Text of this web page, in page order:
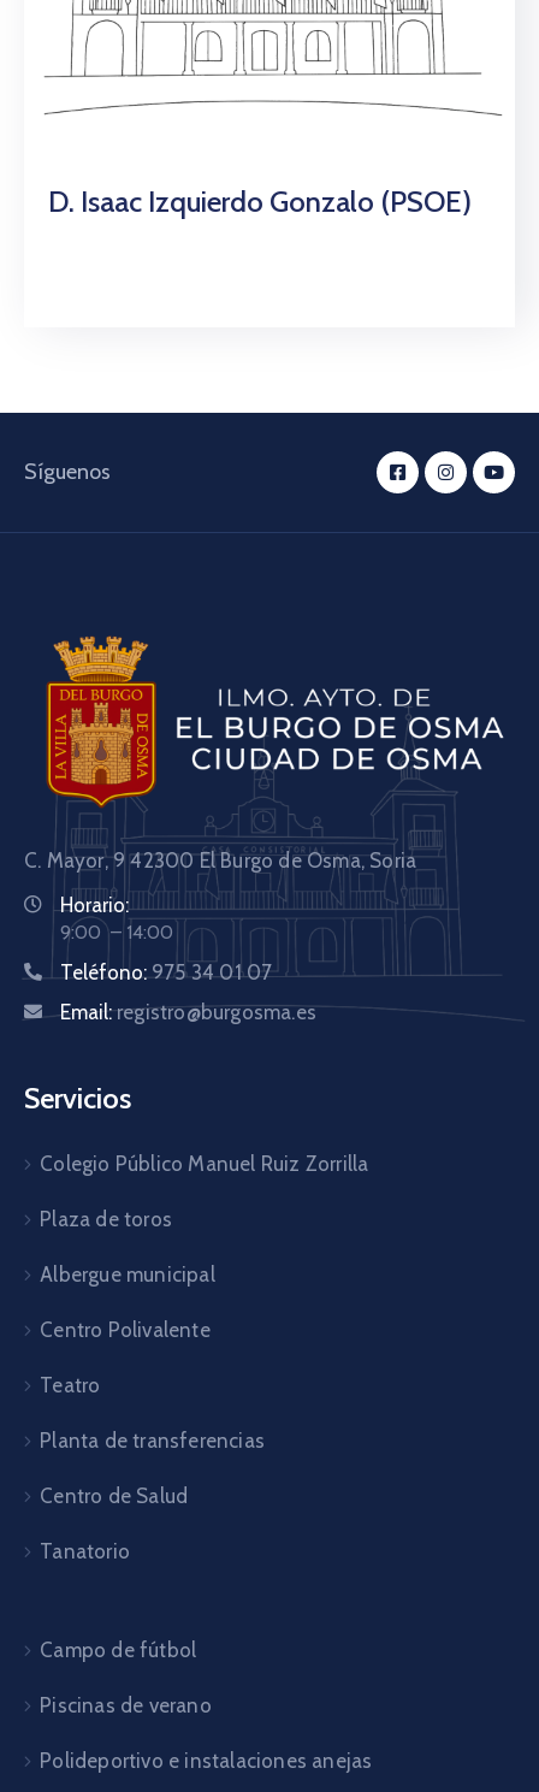
D. Isaac Izquierdo Gonzalo (PSOE)
Síguenos
C. Mayor, 9 42300 El Burgo de Osma, Soria
Horario:
9:00 – 14:00
Teléfono:975 34 01 07
Email:registro@burgosma.es
Servicios
Colegio Público Manuel Ruiz Zorrilla
Plaza de toros
Albergue municipal
Centro Polivalente
Teatro
Planta de transferencias
Centro de Salud
Tanatorio
Campo de fútbol
Piscinas de verano
Polideportivo e instalaciones anejas